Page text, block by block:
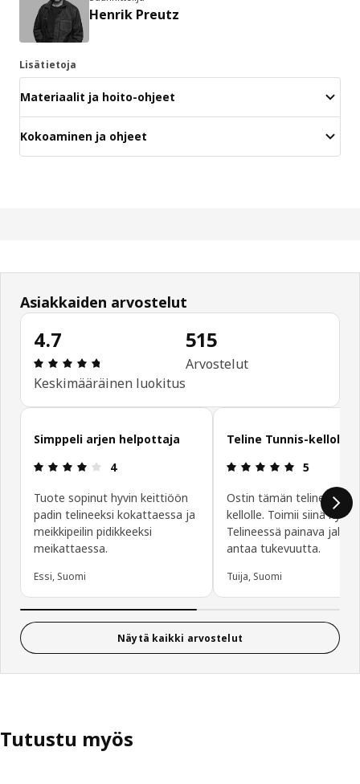
Henrik Preutz
Lisätietoja
Materiaalit ja hoito-ohjeet
Kokoaminen ja ohjeet
Asiakkaiden arvostelut
4.7
: 4.7 / 5 tähteä. Arvostelut yhteensä: 515
Keskimääräinen luokitus
515
Arvostelut
Ohita asiakasarvostelut
Simppeli arjen helpottaja
: 4 / 5 tähteä.
4
Tuote sopinut hyvin keittiöön
padin telineeksi kokattaessa ja
meikkipeilin pidikkeeksi
meikattaessa.
Essi, Suomi
Teline Tunnis-kellolle
: 5 / 5
5
Ostin tämän telineeksi
kellolle. Toimii siinä hyvin.
Telineessä painava jalka,
antaa tukevuutta.
Tuija, Suomi
Näytä kaikki arvostelut
Tutustu myös